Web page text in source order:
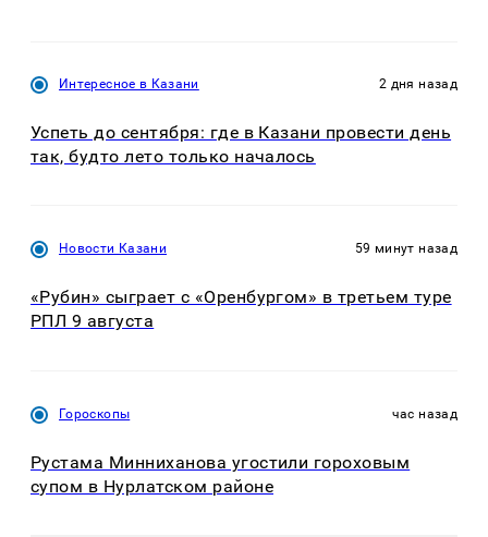
Интересное в Казани 2 дня назад
Успеть до сентября: где в Казани провести день
так, будто лето только началось
Новости Казани 59 минут назад
«Рубин» сыграет с «Оренбургом» в третьем туре
РПЛ 9 августа
Гороскопы час назад
Рустама Минниханова угостили гороховым
супом в Нурлатском районе